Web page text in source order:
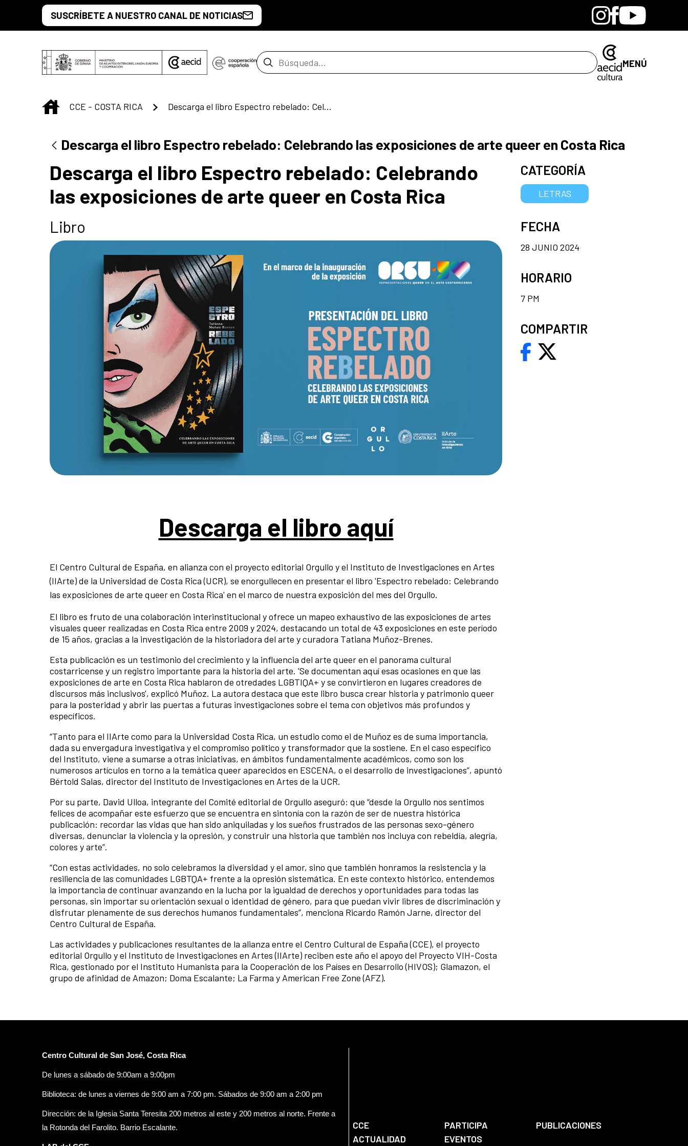
Saltar al contenido principal
SUSCRÍBETE A NUESTRO CANAL DE NOTICIAS BandcampInstagram
Facebook
Youtube
Barra de búsqueda MENÚ
INICIO
CCE - COSTA RICA Descarga el libro Espectro rebelado: Celebrando las exposiciones de arte queer en Costa Rica
Descarga el libro Espectro rebelado: Celebrando las exposiciones de arte queer en Costa Rica
Descarga el libro Espectro rebelado: Celebrando
las exposiciones de arte queer en Costa Rica
Libro
Descarga el libro aquí
El Centro Cultural de España, en alianza con el proyecto editorial Orgullo y el Instituto de Investigaciones en Artes
(IIArte) de la Universidad de Costa Rica (UCR), se enorgullecen en presentar el libro 'Espectro rebelado: Celebrando
las exposiciones de arte queer en Costa Rica' en el marco de nuestra exposición del mes del Orgullo.
El libro es fruto de una colaboración interinstitucional y ofrece un mapeo exhaustivo de las exposiciones de artes
visuales queer realizadas en Costa Rica entre 2009 y 2024, destacando un total de 43 exposiciones en este período
de 15 años, gracias a la investigación de la historiadora del arte y curadora Tatiana Muñoz-Brenes.
Esta publicación es un testimonio del crecimiento y la influencia del arte queer en el panorama cultural
costarricense y un registro importante para la historia del arte. 'Se documentan aquí esas ocasiones en que las
exposiciones de arte en Costa Rica hablaron de otredades LGBTIQA+ y se convirtieron en lugares creadores de
discursos más inclusivos', explicó Muñoz. La autora destaca que este libro busca crear historia y patrimonio queer
para la posteridad y abrir las puertas a futuras investigaciones sobre el tema con objetivos más profundos y
específicos.
“Tanto para el IIArte como para la Universidad Costa Rica, un estudio como el de Muñoz es de suma importancia,
dada su envergadura investigativa y el compromiso político y transformador que la sostiene. En el caso específico
del Instituto, viene a sumarse a otras iniciativas, en ámbitos fundamentalmente académicos, como son los
numerosos artículos en torno a la temática queer aparecidos en ESCENA, o el desarrollo de investigaciones”, apuntó
Bértold Salas, director del Instituto de Investigaciones en Artes de la UCR.
Por su parte, David Ulloa, integrante del Comité editorial de Orgullo aseguró: que “desde la Orgullo nos sentimos
felices de acompañar este esfuerzo que se encuentra en sintonía con la razón de ser de nuestra histórica
publicación: recordar las vidas que han sido aniquiladas y los sueños frustrados de las personas sexo-género
diversas, denunciar la violencia y la opresión, y construir una historia que también nos incluya con rebeldía, alegría,
colores y arte”.
“Con estas actividades, no solo celebramos la diversidad y el amor, sino que también honramos la resistencia y la
resiliencia de las comunidades LGBTQA+ frente a la opresión sistemática. En este contexto histórico, entendemos
la importancia de continuar avanzando en la lucha por la igualdad de derechos y oportunidades para todas las
personas, sin importar su orientación sexual o identidad de género, para que puedan vivir libres de discriminación y
disfrutar plenamente de sus derechos humanos fundamentales”, menciona Ricardo Ramón Jarne, director del
Centro Cultural de España.
Las actividades y publicaciones resultantes de la alianza entre el Centro Cultural de España (CCE), el proyecto
editorial Orgullo y el Instituto de Investigaciones en Artes (IIArte) reciben este año el apoyo del Proyecto VIH-Costa
Rica, gestionado por el Instituto Humanista para la Cooperación de los Países en Desarrollo (HIVOS); Glamazon, el
grupo de afinidad de Amazon; Doma Escalante; La Farma y American Free Zone (AFZ).
CATEGORÍA
LETRAS
FECHA
28 JUNIO 2024
HORARIO
7 PM
COMPARTIR
Centro Cultural de San José, Costa Rica
De lunes a sábado de 9:00am a 9:00pm
Biblioteca: de lunes a viernes de 9:00 am a 7:00 pm. Sábados de 9:00 am a 2:00 pm
Dirección: de la Iglesia Santa Teresita 200 metros al este y 200 metros al norte. Frente a
la Rotonda del Farolito. Barrio Escalante.
CCE PARTICIPA
PUBLICACIONES
ACTUALIDAD
EVENTOS